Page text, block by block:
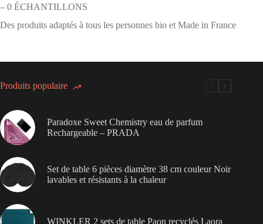
– 0 ÉCHANTILLONS
Des produits adaptés à tous les personnes bio et Made in France
Produits populaire
Paradoxe Sweet Chemistry eau de parfum
Rechargeable – PRADA
Set de table 6 pièces diamètre 38 cm couleur Noir
lavables et résistants à la chaleur
WINKLER 2 sets de table Paon recyclés Laora